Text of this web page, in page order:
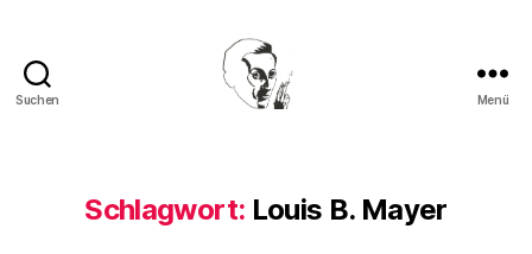
Suchen Menü
Schlagwort: Louis B. Mayer